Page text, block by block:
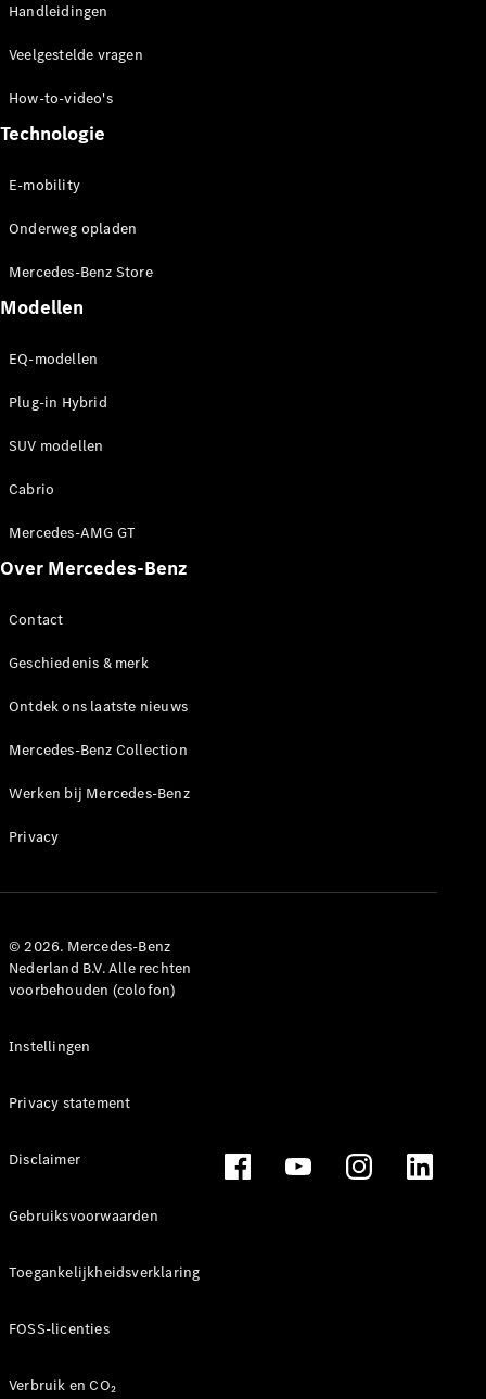
mobiliteit
Duurzaamheid
Mercedes-
Benz
Nederland
Mercedes-
Werken bij
Support en
contact
Handleidingen
Veelgestelde vragen
How-to-video's
Technologie
E-mobility
Onderweg opladen
Mercedes-Benz Store
Modellen
EQ-modellen
Plug-in Hybrid
SUV modellen
Cabrio
Mercedes-AMG GT
Over Mercedes-Benz
Contact
Geschiedenis & merk
Ontdek ons laatste nieuws
Mercedes-Benz Collection
Werken bij Mercedes-Benz
Privacy
© 2026. Mercedes-Benz
Nederland B.V. Alle rechten
voorbehouden (colofon)
Instellingen
Privacy statement
Disclaimer
Gebruiksvoorwaarden
Toegankelijkheidsverklaring
FOSS-licenties
Verbruik en CO₂